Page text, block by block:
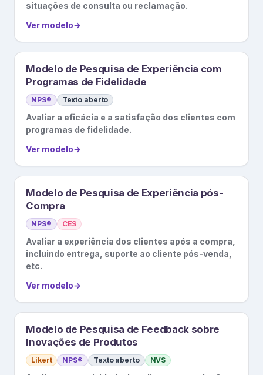
situações de consulta ou reclamação.
Ver modelo→
Modelo de Pesquisa de Experiência com
Programas de Fidelidade
NPS® Texto aberto
Avaliar a eficácia e a satisfação dos clientes com
programas de fidelidade.
Ver modelo→
Modelo de Pesquisa de Experiência pós-
Compra
NPS® CES
Avaliar a experiência dos clientes após a compra,
incluindo entrega, suporte ao cliente pós-venda,
etc.
Ver modelo→
Modelo de Pesquisa de Feedback sobre
Inovações de Produtos
Likert NPS® Texto aberto NVS